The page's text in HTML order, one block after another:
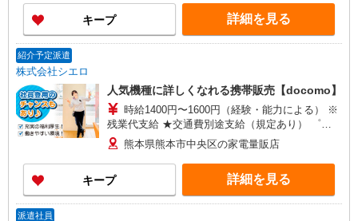
ィブ支給(規定有) ★月2回払い・週払い可能（規程
有）★ ゜・。○。・゜+゜・。○。・゜+゜
キープ 詳細を見る
紹介予定派遣
株式会社シエロ
人気機種に詳しくなれる携帯販売【docomo】
時給1400円〜1600円（経験・能力による） ※
残業代支給 ★交通費別途支給（規定あり） ゜
+゜・。○。・゜+゜・。○。・゜+゜ 入社祝い金10
万円支給(規定有) お友達を紹介頂くと, インセンテ
ィブ支給(規定有) ★月2回払い・週払い可能（規程
有）★ ゜・。○。・゜+゜・。○。・゜+゜
熊本県熊本市中央区の家電量販店
キープ 詳細を見る
派遣社員